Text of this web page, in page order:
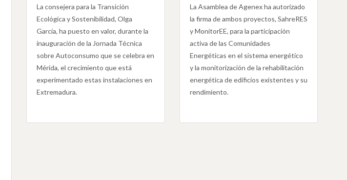
La consejera para la Transición
Ecológica y Sostenibilidad, Olga
García, ha puesto en valor, durante la
inauguración de la Jornada Técnica
sobre Autoconsumo que se celebra en
Mérida, el crecimiento que está
experimentado estas instalaciones en
Extremadura.
La Asamblea de Agenex ha autorizado
la firma de ambos proyectos, SahreRES
y MonitorEE, para la participación
activa de las Comunidades
Energéticas en el sistema energético
y la monitorización de la rehabilitación
energética de edificios existentes y su
rendimiento.